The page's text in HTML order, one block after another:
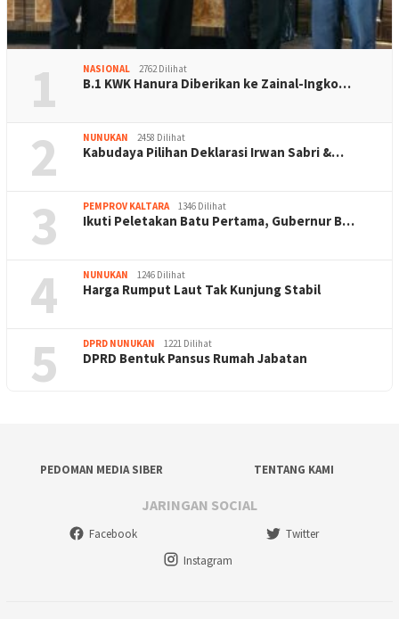
1 NASIONAL 2762 Dilihat
B.1 KWK Hanura Diberikan ke Zainal-Ingko…
2 NUNUKAN 2458 Dilihat
Kabudaya Pilihan Deklarasi Irwan Sabri &…
3 PEMPROV KALTARA 1346 Dilihat
Ikuti Peletakan Batu Pertama, Gubernur B…
4 NUNUKAN 1246 Dilihat
Harga Rumput Laut Tak Kunjung Stabil
5 DPRD NUNUKAN 1221 Dilihat
DPRD Bentuk Pansus Rumah Jabatan
PEDOMAN MEDIA SIBER TENTANG KAMI
JARINGAN SOCIAL
Facebook
Twitter
Instagram